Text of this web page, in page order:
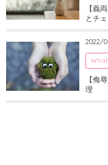
【義
とチ
2022/
【侮
理